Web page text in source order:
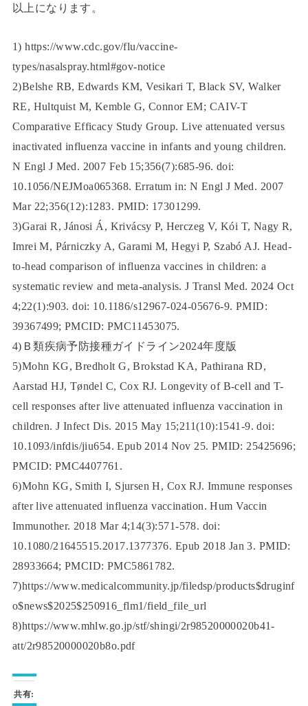
以上になります。
1) https://www.cdc.gov/flu/vaccine-
types/nasalspray.html#gov-notice
2)Belshe RB, Edwards KM, Vesikari T, Black SV, Walker
RE, Hultquist M, Kemble G, Connor EM; CAIV-T
Comparative Efficacy Study Group. Live attenuated versus
inactivated influenza vaccine in infants and young children.
N Engl J Med. 2007 Feb 15;356(7):685-96. doi:
10.1056/NEJMoa065368. Erratum in: N Engl J Med. 2007
Mar 22;356(12):1283. PMID: 17301299.
3)Garai R, Jánosi Á, Krivácsy P, Herczeg V, Kói T, Nagy R,
Imrei M, Párniczky A, Garami M, Hegyi P, Szabó AJ. Head-
to-head comparison of influenza vaccines in children: a
systematic review and meta-analysis. J Transl Med. 2024 Oct
4;22(1):903. doi: 10.1186/s12967-024-05676-9. PMID:
39367499; PMCID: PMC11453075.
4)Ｂ類疾病予防接種ガイドライン2024年度版
5)Mohn KG, Bredholt G, Brokstad KA, Pathirana RD,
Aarstad HJ, Tøndel C, Cox RJ. Longevity of B-cell and T-
cell responses after live attenuated influenza vaccination in
children. J Infect Dis. 2015 May 15;211(10):1541-9. doi:
10.1093/infdis/jiu654. Epub 2014 Nov 25. PMID: 25425696;
PMCID: PMC4407761.
6)Mohn KG, Smith I, Sjursen H, Cox RJ. Immune responses
after live attenuated influenza vaccination. Hum Vaccin
Immunother. 2018 Mar 4;14(3):571-578. doi:
10.1080/21645515.2017.1377376. Epub 2018 Jan 3. PMID:
28933664; PMCID: PMC5861782.
7)https://www.medicalcommunity.jp/filedsp/products$druginf
o$news$2025$250916_flm1/field_file_url
8)https://www.mhlw.go.jp/stf/shingi/2r98520000020b41-
att/2r98520000020b8o.pdf
共有: